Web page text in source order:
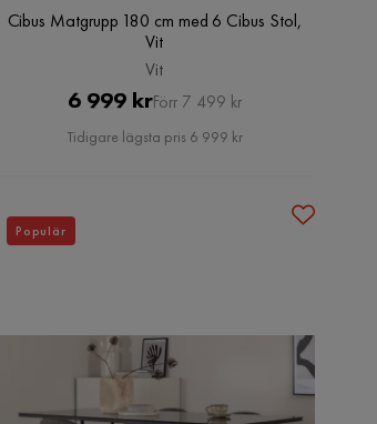
Cibus Matgrupp 180 cm med 6 Cibus Stol,
Vit
Vit
Pris
6 999 krOriginal
Pris
Förr 7 499 kr
Tidigare lägsta pris 6 999 kr
Populär